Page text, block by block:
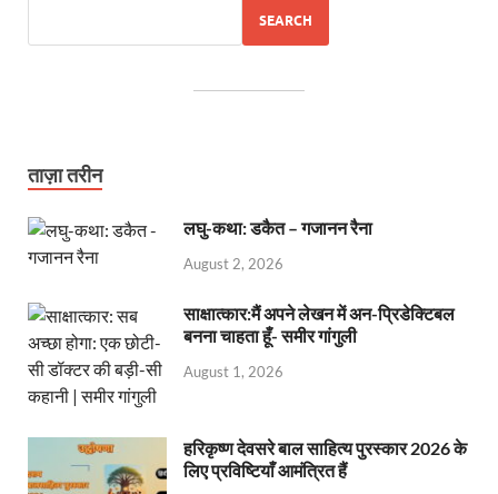
SEARCH
ताज़ा तरीन
लघु-कथा: डकैत – गजानन रैना
August 2, 2026
साक्षात्कार:मैं अपने लेखन में अन-प्रिडेक्टिबल
बनना चाहता हूँ- समीर गांगुली
August 1, 2026
हरिकृष्ण देवसरे बाल साहित्य पुरस्कार 2026 के
लिए प्रविष्टियाँ आमंत्रित हैं